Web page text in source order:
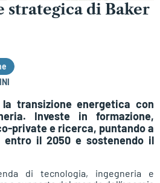
strategica di Baker
la transizione energetica con
Investe in formazione,
private e ricerca, puntando a
entro il 2050 e sostenendo il
di tecnologia, ingegneria e